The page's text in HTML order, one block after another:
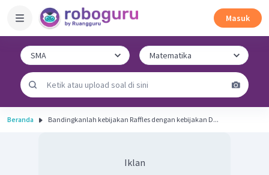
Masuk
Beranda Bandingkanlah kebijakan Raffles dengan kebijakan D...
Iklan